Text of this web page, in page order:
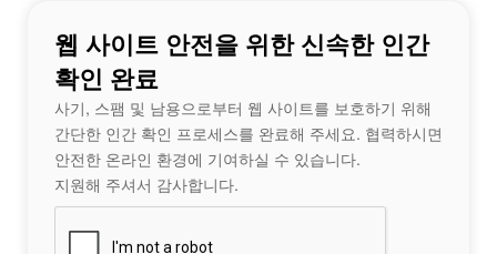
웹 사이트 안전을 위한 신속한 인간
확인 완료
사기, 스팸 및 남용으로부터 웹 사이트를 보호하기 위해
간단한 인간 확인 프로세스를 완료해 주세요. 협력하시면
안전한 온라인 환경에 기여하실 수 있습니다.
지원해 주셔서 감사합니다.